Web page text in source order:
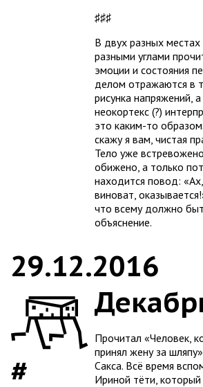
♯♯♯
В двух разных
разными углами
эмоции и состояния
делом отражаются в
рисунка напряжений,
неокортекс (?)
это каким-то
скажу я вам, чистая
Тело уже
обижено, а только
находится повод:
виноват,
что всему должно
объяснение.
29.12.2016
Прочитал «Человек,
принял жену за
Сакса. Всё время
Ириной тёти, который